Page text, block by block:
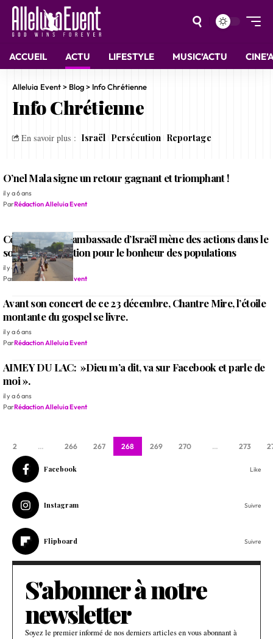
ACCUEIL ACTU LIFESTYLE MUSIC’ACTU
Alleluia Event> Blog> Info Chrétienne
Info Chrétienne
En savoir plus : Israël Persécution Reportage
O’nel Mala signe un retour gagnant et triomphant !
il y a 6 ans
ParRédaction Alleluia Event
Côte d’Ivoire : l’ambassade d’Israël mène des actions dans le
social et l’éducation pour le bonheur des populations
il y a 10 mois
Par Rédaction Alleluia Event
Avant son concert de ce 23 décembre, Chantre Mire, l’étoile
montante du gospel se livre.
il y a 6 ans
ParRédaction Alleluia Event
AIMEY DU LAC: »Dieu m’a dit, va sur Facebook et parle de
moi ».
il y a 6 ans
ParRédaction Alleluia Event
2 … 266 267 268 269 270 … 273
Facebook Like
Instagram Suivre
Flipboard Suivre
S'abonner à notre
newsletter
Soyez le premier informé de nos derniers articles en vous abonnant à